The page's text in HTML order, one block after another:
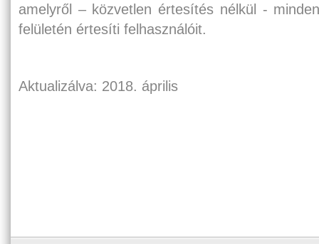
amelyről – közvetlen értesítés nélkül -
felületén értesíti felhasználóit.
Aktualizálva: 2018. április